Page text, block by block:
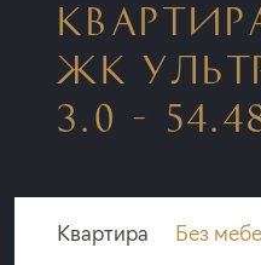
ЖК
3.0 -
Квартира Без